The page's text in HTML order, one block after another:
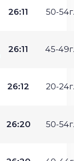
26:11 50-54г.
26:11 45-49г.
26:12 20-24г.
26:20 50-54г.